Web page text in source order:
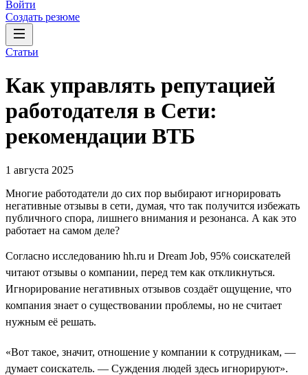
Войти
Создать резюме
Статьи
Как управлять репутацией
работодателя в Сети:
рекомендации ВТБ
1 августа 2025
Многие работодатели до сих пор выбирают игнорировать
негативные отзывы в сети, думая, что так получится избежать
публичного спора, лишнего внимания и резонанса. А как это
работает на самом деле?
Согласно исследованию hh.ru и Dream Job, 95% соискателей
читают отзывы о компании, перед тем как откликнуться.
Игнорирование негативных отзывов создаёт ощущение, что
компания знает о существовании проблемы, но не считает
нужным её решать.
«Вот такое, значит, отношение у компании к сотрудникам, —
думает соискатель. — Суждения людей здесь игнорируют».